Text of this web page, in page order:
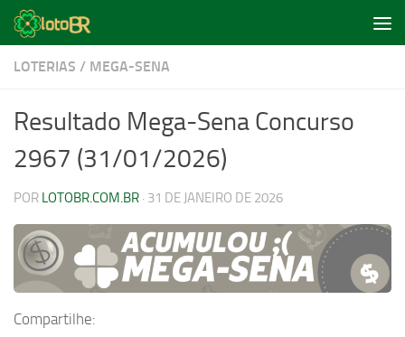
Skip to content
LOTERIAS / MEGA-SENA
Resultado Mega-Sena Concurso
2967 (31/01/2026)
POR LOTOBR.COM.BR · 31 DE JANEIRO DE 2026
Compartilhe: